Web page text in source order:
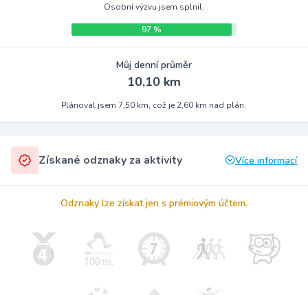
Osobní výzvu jsem splnil.
97 %
Můj denní průměr
10,10 km
Plánoval jsem 7,50 km, což je 2,60 km nad plán.
Získané odznaky za aktivity Více informací
Odznaky lze získat jen s prémiovým účtem.